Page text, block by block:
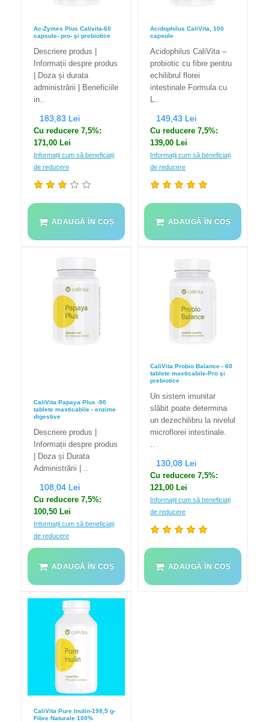
Ac-Zymes Plus Calivita-60
capsule- pro- şi prebiotice
Descriere produs |
Informații despre produs
| Doza și durata
administrării | Beneficiile
in..
183,83 Lei
Cu reducere 7,5%:
171,00 Lei
Informații cum să beneficiați
de reducere
ADAUGĂ ÎN COȘ
Acidophilus CaliVita, 100
capsule
Acidophilus CaliVita –
probiotic cu fibre pentru
echilibrul florei
intestinale Formula cu
L..
149,43 Lei
Cu reducere 7,5%:
139,00 Lei
Informații cum să beneficiați
de reducere
ADAUGĂ ÎN COȘ
CaliVita Papaya Plus -90
tablete masticabile - enzime
digestive
Descriere produs |
Informații despre produs
| Doza și Durata
Administrării | ..
108,04 Lei
Cu reducere 7,5%:
100,50 Lei
Informații cum să beneficiați
de reducere
ADAUGĂ ÎN COȘ
CaliVita Probio Balance - 60
tablete masticabile-Pro şi
prebiotice
Un sistem imunitar
slăbit poate determina
un dezechilibru la nivelul
microflorei intestinale.
130,08 Lei
Cu reducere 7,5%:
121,00 Lei
Informații cum să beneficiați
de reducere
ADAUGĂ ÎN COȘ
CaliVita Pure Inulin-198,5 g-
Fibre Naturale 100%